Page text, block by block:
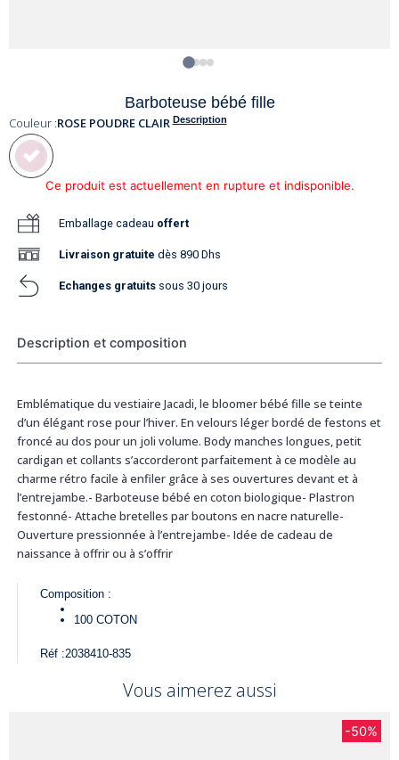
Barboteuse bébé fille
Description
Couleur :ROSE POUDRE CLAIR
Ce produit est actuellement en rupture et indisponible.
Emballage cadeau offert
Livraison gratuite dès 890 Dhs
Echanges gratuits sous 30 jours
Description et composition
Emblématique du vestiaire Jacadi, le bloomer bébé fille se teinte
d’un élégant rose pour l’hiver. En velours léger bordé de festons et
froncé au dos pour un joli volume. Body manches longues, petit
cardigan et collants s’accorderont parfaitement à ce modèle au
charme rétro facile à enfiler grâce à ses ouvertures devant et à
l’entrejambe.- Barboteuse bébé en coton biologique- Plastron
festonné- Attache bretelles par boutons en nacre naturelle-
Ouverture pressionnée à l’entrejambe- Idée de cadeau de
naissance à offrir ou à s’offrir
Composition :
100 COTON
Réf :2038410-835
Vous aimerez aussi
-50%